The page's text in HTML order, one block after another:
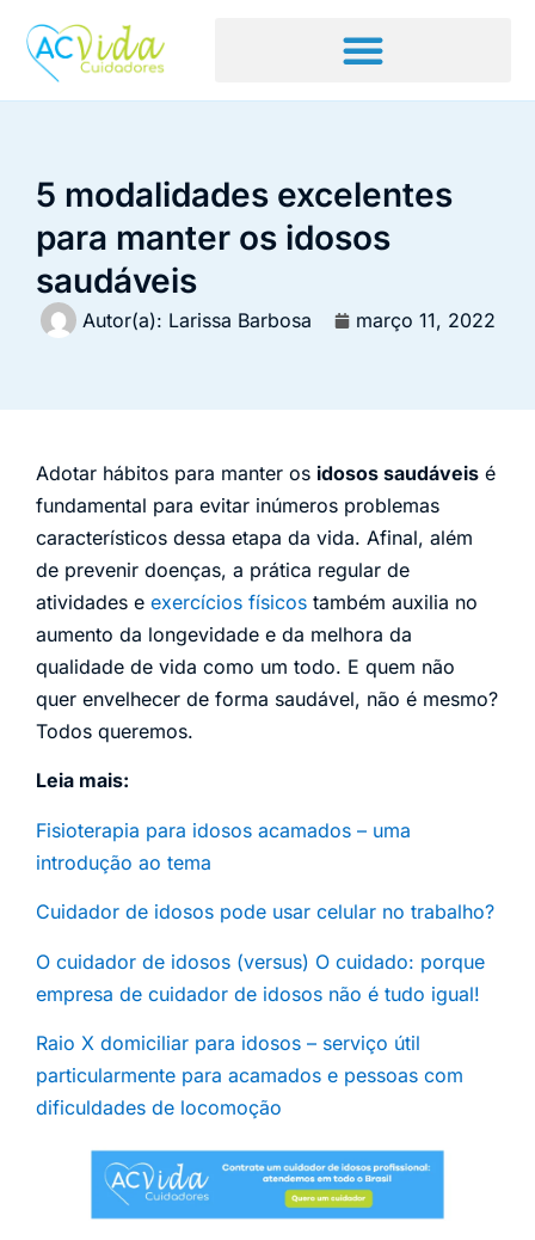
5 modalidades excelentes
para manter os idosos
saudáveis
Autor(a): Larissa Barbosa março 11, 2022
Adotar hábitos para manter os idosos saudáveis é
fundamental para evitar inúmeros problemas
característicos dessa etapa da vida. Afinal, além
de prevenir doenças, a prática regular de
atividades e exercícios físicos também auxilia no
aumento da longevidade e da melhora da
qualidade de vida como um todo. E quem não
quer envelhecer de forma saudável, não é mesmo?
Todos queremos.
Leia mais:
Fisioterapia para idosos acamados – uma
introdução ao tema
Cuidador de idosos pode usar celular no trabalho?
O cuidador de idosos (versus) O cuidado: porque
empresa de cuidador de idosos não é tudo igual!
Raio X domiciliar para idosos – serviço útil
particularmente para acamados e pessoas com
dificuldades de locomoção